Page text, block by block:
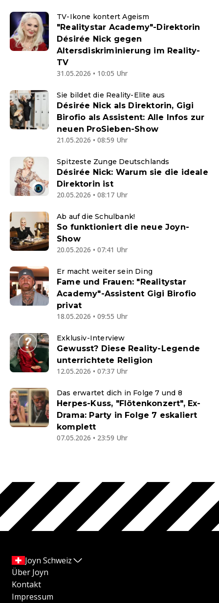
TV-Ikone kontert Ageism
"Realitystar Academy"-Direktorin
Désirée Nick gegen
Altersdiskriminierung im Reality-
TV
31.05.2026 • 10:05 Uhr
Sie bildet die Reality-Elite aus
Désirée Nick als Direktorin, Gigi
Birofio als Assistent: Alle Infos zur
neuen ProSieben-Show
21.05.2026 • 08:59 Uhr
Spitzeste Zunge Deutschlands
Désirée Nick: Warum sie die ideale
Direktorin ist
20.05.2026 • 08:17 Uhr
Ab auf die Schulbank!
So funktioniert die neue Joyn-
Show
20.05.2026 • 07:41 Uhr
Er macht weiter sein Ding
Fame und Frauen: "Realitystar
Academy"-Assistent Gigi Birofio
privat
18.05.2026 • 09:55 Uhr
Exklusiv-Interview
Gewusst? Diese Reality-Legende
unterrichtete Religion
12.05.2026 • 07:37 Uhr
Das erwartet dich in Folge 7 und 8
Herpes-Kuss, "Flötenkonzert", Ex-
Drama: Party in Folge 7 eskaliert
komplett
07.05.2026 • 23:59 Uhr
Joyn Schweiz
Über Joyn
Kontakt
Impressum